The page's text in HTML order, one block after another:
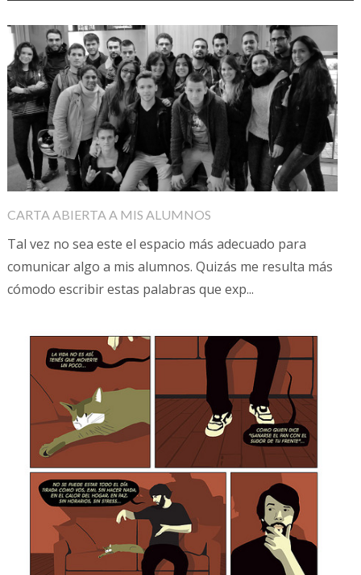
CARTA ABIERTA A MIS ALUMNOS
Tal vez no sea este el espacio más adecuado para
comunicar algo a mis alumnos. Quizás me resulta más
cómodo escribir estas palabras que exp...